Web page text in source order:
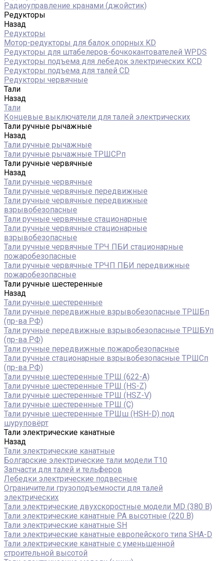
Радиоуправление кранами (джойстик)
Редукторы
Назад
Редукторы
Мотор-редукторы для балок опорных KD
Редукторы для штабелеров-бочкокантователей WPDS
Редукторы подъема для лебедок электрических KCD
Редукторы подъема для талей CD
Редукторы червячные
Тали
Назад
Тали
Концевые выключатели для талей электрических
Тали ручные рычажные
Назад
Тали ручные рычажные
Тали ручные рычажные ТРШСРп
Тали ручные червячные
Назад
Тали ручные червячные
Тали ручные червячные передвижные
Тали ручные червячные передвижные
взрывобезопасные
Тали ручные червячные стационарные
Тали ручные червячные стационарные
взрывобезопасные
Тали ручные червячные ТРЧ ПБИ стационарные
пожаробезопасные
Тали ручные червячные ТРЧП ПБИ передвижные
пожаробезопасные
Тали ручные шестеренные
Назад
Тали ручные шестеренные
Тали ручные передвижные взрывобезопасные ТРШБп
(пр-ва РФ)
Тали ручные передвижные взрывобезопасные ТРШБУп
(пр-ва РФ)
Тали ручные передвижные пожаробезопасные
Тали ручные стационарные взрывобезопасные ТРШСп
(пр-ва РФ)
Тали ручные шестеренные ТРШ (622-A)
Тали ручные шестеренные ТРШ (HS-Z)
Тали ручные шестеренные ТРШ (HSZ-V)
Тали ручные шестеренные ТРШ (С)
Тали ручные шестеренные ТРШш (HSH-D) под
шуруповёрт
Тали электрические канатные
Назад
Тали электрические канатные
Болгарские электрические тали модели T10
Запчасти для талей и тельферов
Лебедки электрические подвесные
Ограничители грузоподъемности для талей
электрических
Тали электрические двухскоростные модели MD (380 В)
Тали электрические канатные PA высотные (220 В)
Тали электрические канатные SH
Тали электрические канатные европейского типа SHA-D
Тали электрические канатные с уменьшенной
строительной высотой